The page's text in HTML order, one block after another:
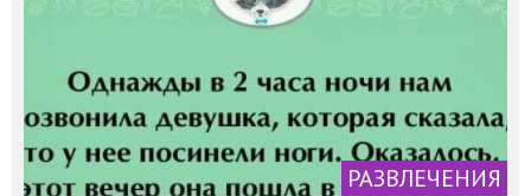
РАЗВЛЕЧЕНИЯ